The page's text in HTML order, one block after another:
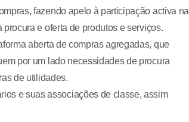
fazendo apelo à participação activa na
e oferta de produtos e serviços.
aberta de compras agregadas, que
por um lado necessidades de procura
de utilidades.
e suas associações de classe, assim